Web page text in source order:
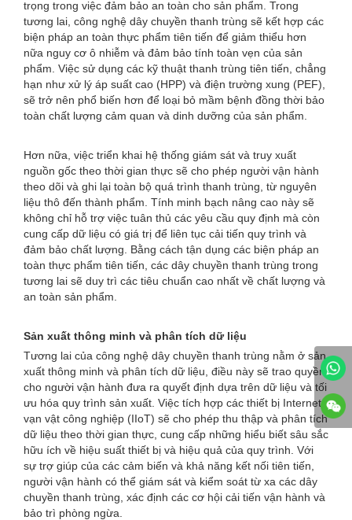
trọng trong việc đảm bảo an toàn cho sản phẩm. Trong
tương lai, công nghệ dây chuyền thanh trùng sẽ kết hợp các
biện pháp an toàn thực phẩm tiên tiến để giảm thiểu hơn
nữa nguy cơ ô nhiễm và đảm bảo tính toàn vẹn của sản
phẩm. Việc sử dụng các kỹ thuật thanh trùng tiên tiến, chẳng
hạn như xử lý áp suất cao (HPP) và điện trường xung (PEF),
sẽ trở nên phổ biến hơn để loại bỏ mầm bệnh đồng thời bảo
toàn chất lượng cảm quan và dinh dưỡng của sản phẩm.
Hơn nữa, việc triển khai hệ thống giám sát và truy xuất
nguồn gốc theo thời gian thực sẽ cho phép người vận hành
theo dõi và ghi lại toàn bộ quá trình thanh trùng, từ nguyên
liệu thô đến thành phẩm. Tính minh bạch nâng cao này sẽ
không chỉ hỗ trợ việc tuân thủ các yêu cầu quy định mà còn
cung cấp dữ liệu có giá trị để liên tục cải tiến quy trình và
đảm bảo chất lượng. Bằng cách tận dụng các biện pháp an
toàn thực phẩm tiên tiến, các dây chuyền thanh trùng trong
tương lai sẽ duy trì các tiêu chuẩn cao nhất về chất lượng và
an toàn sản phẩm.
Sản xuất thông minh và phân tích dữ liệu
Tương lai của công nghệ dây chuyền thanh trùng nằm ở sản
xuất thông minh và phân tích dữ liệu, điều này sẽ trao quyền
cho người vận hành đưa ra quyết định dựa trên dữ liệu và tối
ưu hóa quy trình sản xuất. Việc tích hợp các thiết bị Internet
vạn vật công nghiệp (IIoT) sẽ cho phép thu thập và phân tích
dữ liệu theo thời gian thực, cung cấp những hiểu biết sâu sắc
hữu ích về hiệu suất thiết bị và hiệu quả của quy trình. Với
sự trợ giúp của các cảm biến và khả năng kết nối tiên tiến,
người vận hành có thể giám sát và kiểm soát từ xa các dây
chuyền thanh trùng, xác định các cơ hội cải tiến vận hành và
bảo trì phòng ngừa.